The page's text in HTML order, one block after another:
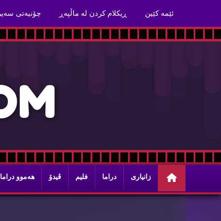
ئێمه‌ كێین ڕیكلام كردن له‌ ماڵپه‌ڕ چۆنیه‌تی
M
زانیاری دراما فلیم ڤیدۆ هه‌موو